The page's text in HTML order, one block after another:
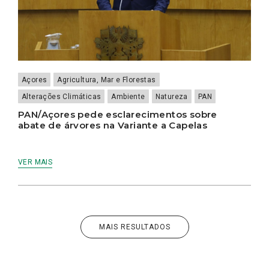
Açores
Agricultura, Mar e Florestas
Alterações Climáticas
Ambiente Natureza PAN
PAN/Açores pede esclarecimentos sobre
abate de árvores na Variante a Capelas
VER MAIS
MAIS RESULTADOS